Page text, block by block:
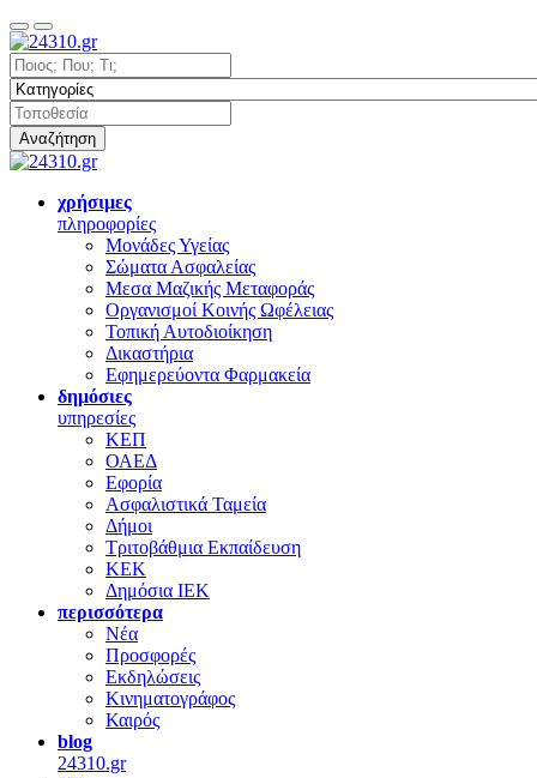
Αναζήτηση
χρήσιμες
πληροφορίες
Μονάδες Υγείας
Σώματα Ασφαλείας
Μεσα Μαζικής Μεταφοράς
Οργανισμοί Κοινής Ωφέλειας
Τοπική Αυτοδιοίκηση
Δικαστήρια
Εφημερεύοντα Φαρμακεία
δημόσιες
υπηρεσίες
ΚΕΠ
ΟΑΕΔ
Εφορία
Ασφαλιστικά Ταμεία
Δήμοι
Τριτοβάθμια Εκπαίδευση
ΚΕΚ
Δημόσια ΙΕΚ
περισσότερα
Νέα
Προσφορές
Εκδηλώσεις
Κινηματογράφος
Καιρός
blog
24310.gr